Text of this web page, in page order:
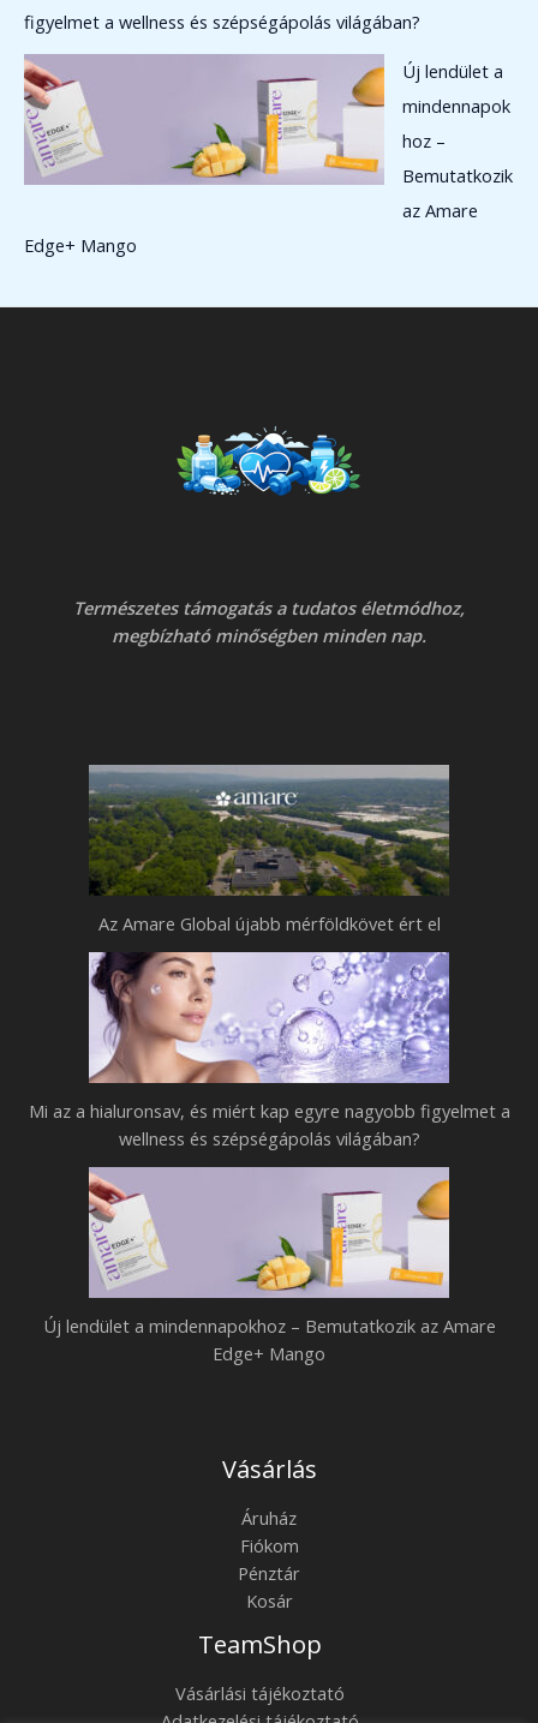
figyelmet a wellness és szépségápolás világában?
Új lendület a
mindennapok
hoz –
Bemutatkozik
az Amare
Edge+ Mango
Természetes támogatás a tudatos életmódhoz,
megbízható minőségben minden nap.
Az Amare Global újabb mérföldkövet ért el
Mi az a hialuronsav, és miért kap egyre nagyobb figyelmet a
wellness és szépségápolás világában?
Új lendület a mindennapokhoz – Bemutatkozik az Amare
Edge+ Mango
Vásárlás
Áruház
Fiókom
Pénztár
Kosár
TeamShop
Vásárlási tájékoztató